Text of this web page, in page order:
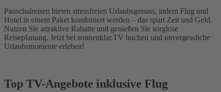
Pauschalreisen bieten stressfreien Urlaubsgenuss, indem Flug und
Hotel in einem Paket kombiniert werden – das spart Zeit und Geld.
Nutzen Sie attraktive Rabatte und genießen Sie sorglose
Reiseplanung. Jetzt bei sonnenklar.TV buchen und unvergessliche
Urlaubsmomente erleben!
Top TV-Angebote inklusive Flug